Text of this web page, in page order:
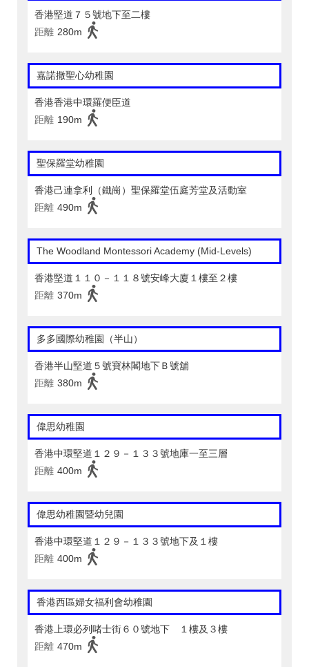
香港堅道７５號地下至二樓
距離 280m
嘉諾撒聖心幼稚園
香港香港中環羅便臣道
距離 190m
聖保羅堂幼稚園
香港己連拿利（鐵崗）聖保羅堂伍庭芳堂及活動室
距離 490m
The Woodland Montessori Academy (Mid-Levels)
香港堅道１１０－１１８號安峰大廈１樓至２樓
距離 370m
多多國際幼稚園（半山）
香港半山堅道５號寶林閣地下Ｂ號舖
距離 380m
偉思幼稚園
香港中環堅道１２９－１３３號地庫一至三層
距離 400m
偉思幼稚園暨幼兒園
香港中環堅道１２９－１３３號地下及１樓
距離 400m
香港西區婦女福利會幼稚園
香港上環必列啫士街６０號地下 １樓及３樓
距離 470m